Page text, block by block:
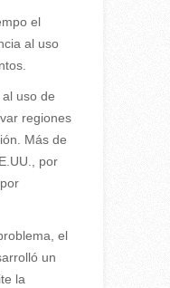
el
al uso
uso de
regiones
Más de
por
el
un
la